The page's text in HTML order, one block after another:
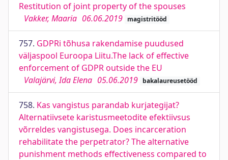
Restitution of joint property of the spouses
Vakker, Maaria 06.06.2019 magistritööd
757. GDPRi tõhusa rakendamise puudused
väljaspool Euroopa Liitu.The lack of effective
enforcement of GDPR outside the EU
Valajärvi, Ida Elena 05.06.2019 bakalaureusetööd
758. Kas vangistus parandab kurjategijat?
Alternatiivsete karistusmeetodite efektiivsus
võrreldes vangistusega. Does incarceration
rehabilitate the perpetrator? The alternative
punishment methods effectiveness compared to